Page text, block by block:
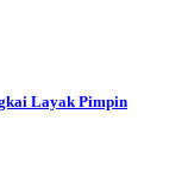
Layak Pimpin